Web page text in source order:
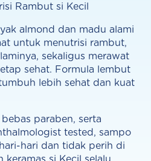
Rambut si Kecil
almond dan madu alami
untuk menutrisi rambut,
sekaligus merawat
sehat. Formula lembut
lebih sehat dan kuat
paraben, serta
tested, sampo
hari dan tidak perih di